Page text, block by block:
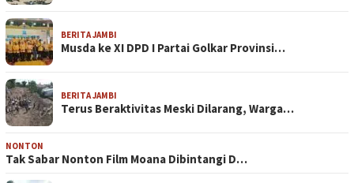
BERITA JAMBI
Musda ke XI DPD I Partai Golkar Provinsi…
BERITA JAMBI
Terus Beraktivitas Meski Dilarang, Warga…
NONTON
Tak Sabar Nonton Film Moana Dibintangi D…